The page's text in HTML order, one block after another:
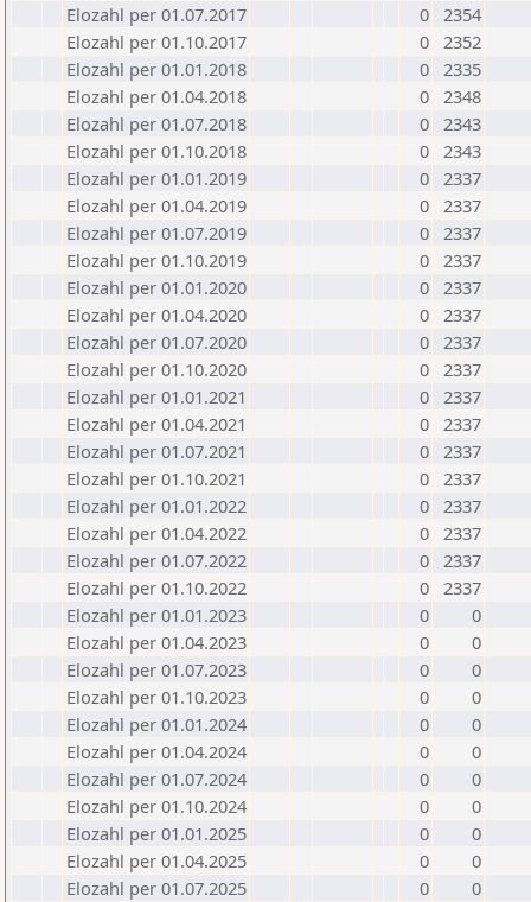
Elozahl per 01.07.2017
0 2354
Elozahl per 01.10.2017
0 2352
Elozahl per 01.01.2018
0 2335
Elozahl per 01.04.2018
0 2348
Elozahl per 01.07.2018
0 2343
Elozahl per 01.10.2018
0 2343
Elozahl per 01.01.2019
0 2337
Elozahl per 01.04.2019
0 2337
Elozahl per 01.07.2019
0 2337
Elozahl per 01.10.2019
0 2337
Elozahl per 01.01.2020
0 2337
Elozahl per 01.04.2020
0 2337
Elozahl per 01.07.2020
0 2337
Elozahl per 01.10.2020
0 2337
Elozahl per 01.01.2021
0 2337
Elozahl per 01.04.2021
0 2337
Elozahl per 01.07.2021
0 2337
Elozahl per 01.10.2021
0 2337
Elozahl per 01.01.2022
0 2337
Elozahl per 01.04.2022
0 2337
Elozahl per 01.07.2022
0 2337
Elozahl per 01.10.2022
0 2337
Elozahl per 01.01.2023
0
0
Elozahl per 01.04.2023
0
0
Elozahl per 01.07.2023
0
0
Elozahl per 01.10.2023
0
0
Elozahl per 01.01.2024
0
0
Elozahl per 01.04.2024
0
0
Elozahl per 01.07.2024
0
0
Elozahl per 01.10.2024
0
0
Elozahl per 01.01.2025
0
0
Elozahl per 01.04.2025
0
0
Elozahl per 01.07.2025
0
0